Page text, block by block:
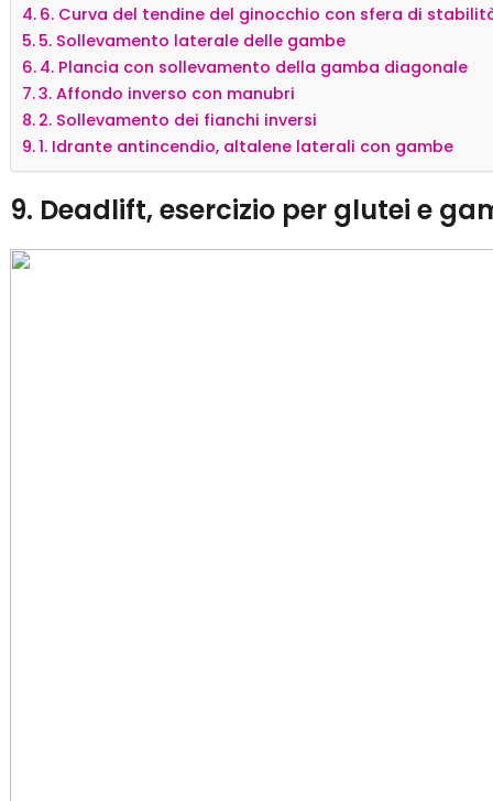
6. Curva del tendine del ginocchio con sfera di
5. Sollevamento laterale delle gambe
4. Plancia con sollevamento della gamba diagonale
3. Affondo inverso con manubri
2. Sollevamento dei fianchi inversi
1. Idrante antincendio, altalene laterali con gambe
9. Deadlift, esercizio per glutei e